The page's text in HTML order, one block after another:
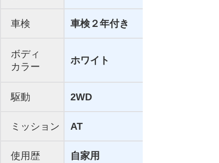
車検 車検２年付き
ボディ
カラー
ホワイト
駆動 2WD
ミッション AT
使用歴 自家用